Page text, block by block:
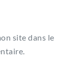
site dans le